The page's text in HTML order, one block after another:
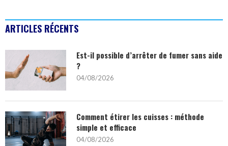
ARTICLES RÉCENTS
Est-il possible d’arrêter de fumer sans aide
?
04/08/2026
Comment étirer les cuisses : méthode
simple et efficace
04/08/2026